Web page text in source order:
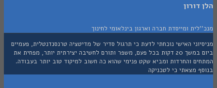
ומייסדת חברה וארגון בינלאומי לחינוך
האישי נוכחתי לדעת כי תרגול סדיר של מדיטציה טרנסנדנטלית, פעמיים
ביום במשך 20 דקות בכל פעם, משפר ותורם לחשיבה יצירתית יותר, מפחית את
והחרדות ומביא שקט פנימי שהוא כה חשוב למיקוד טוב יותר בעבודה.
מצאתי כי לטכניקה